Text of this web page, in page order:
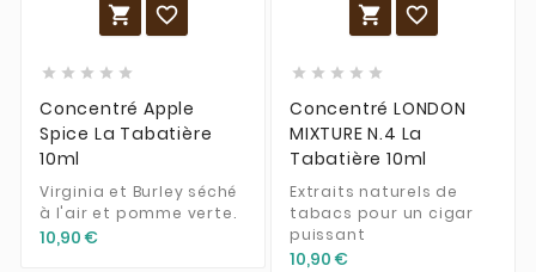
 
    
Concentré Apple
Spice La Tabatière
10ml
Virginia et Burley séché
à l'air et pomme verte.
10,90 €
 
    
Concentré LONDON
MIXTURE N.4 La
Tabatière 10ml
Extraits naturels de
tabacs pour un cigar
puissant
10,90 €